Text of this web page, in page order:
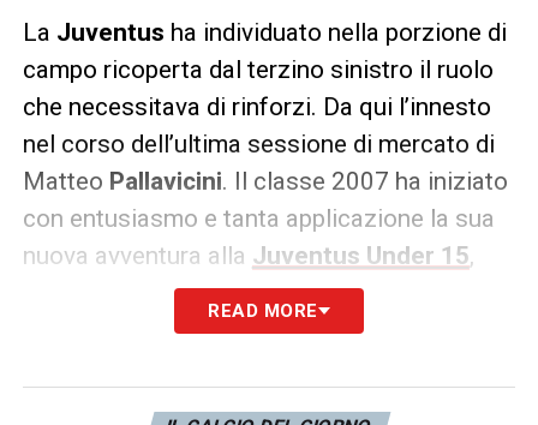
La Juventus ha individuato nella porzione di
campo ricoperta dal terzino sinistro il ruolo
che necessitava di rinforzi. Da qui l’innesto
nel corso dell’ultima sessione di mercato di
Matteo Pallavicini. Il classe 2007 ha iniziato
con entusiasmo e tanta applicazione la sua
nuova avventura alla Juventus Under 15,
che lo ha fortemente inseguito negli scorsi
Dopo essere cresciuto nelle giovanili della
READ MORE